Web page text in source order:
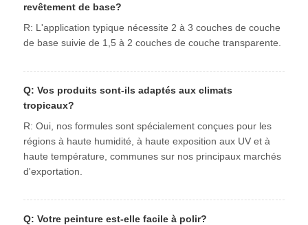
revêtement de base?
R: L'application typique nécessite 2 à 3 couches de couche
de base suivie de 1,5 à 2 couches de couche transparente.
Q: Vos produits sont-ils adaptés aux climats
tropicaux?
R: Oui, nos formules sont spécialement conçues pour les
régions à haute humidité, à haute exposition aux UV et à
haute température, communes sur nos principaux marchés
d'exportation.
Q: Votre peinture est-elle facile à polir?